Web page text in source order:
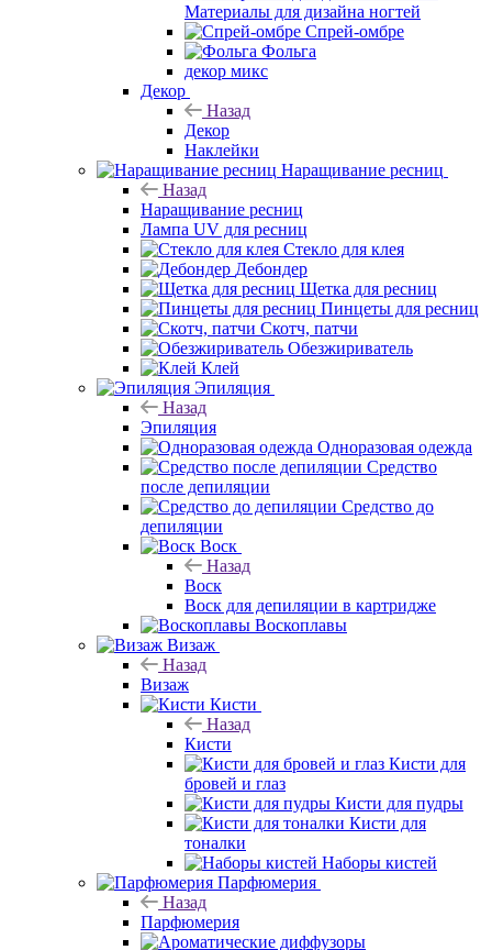
Материалы для дизайна ногтей
Спрей-омбре
Фольга
декор микс
Декор
Назад
Декор
Наклейки
Наращивание ресниц
Назад
Наращивание ресниц
Лампа UV для ресниц
Стекло для клея
Дебондер
Щетка для ресниц
Пинцеты для ресниц
Скотч, патчи
Обезжириватель
Клей
Эпиляция
Назад
Эпиляция
Одноразовая одежда
Средство
после депиляции
Средство до
депиляции
Воск
Назад
Воск
Воск для депиляции в картридже
Воскоплавы
Визаж
Назад
Визаж
Кисти
Назад
Кисти
Кисти для
бровей и глаз
Кисти для пудры
Кисти для
тоналки
Наборы кистей
Парфюмерия
Назад
Парфюмерия